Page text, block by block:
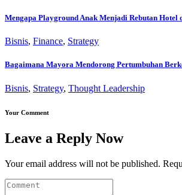
Mengapa Playground Anak Menjadi Rebutan Hotel
Bisnis, Finance, Strategy
Bagaimana Mayora Mendorong Pertumbuhan
Bisnis, Strategy, Thought Leadership
Your Comment
Leave a Reply Now
Your email address will not be published.